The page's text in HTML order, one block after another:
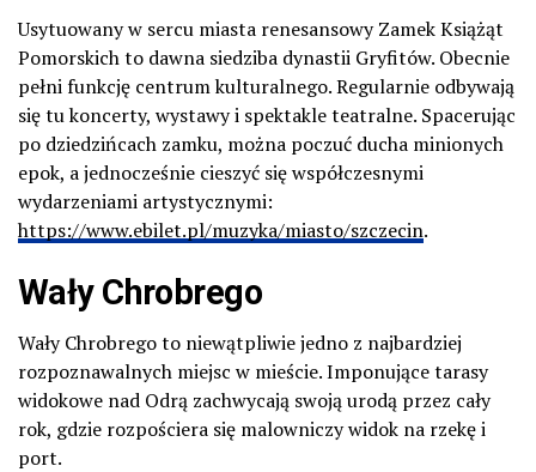
Usytuowany w sercu miasta renesansowy Zamek Książąt
Pomorskich to dawna siedziba dynastii Gryfitów. Obecnie
pełni funkcję centrum kulturalnego. Regularnie odbywają
się tu koncerty, wystawy i spektakle teatralne. Spacerując
po dziedzińcach zamku, można poczuć ducha minionych
epok, a jednocześnie cieszyć się współczesnymi
wydarzeniami artystycznymi:
https://www.ebilet.pl/muzyka/miasto/szczecin.
Wały Chrobrego
Wały Chrobrego to niewątpliwie jedno z najbardziej
rozpoznawalnych miejsc w mieście. Imponujące tarasy
widokowe nad Odrą zachwycają swoją urodą przez cały
rok, gdzie rozpościera się malowniczy widok na rzekę i
port.